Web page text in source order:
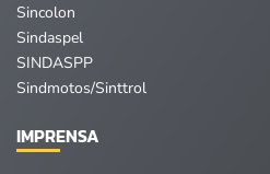
Sincolon
Sindaspel
SINDASPP
Sindmotos/Sinttrol
IMPRENSA